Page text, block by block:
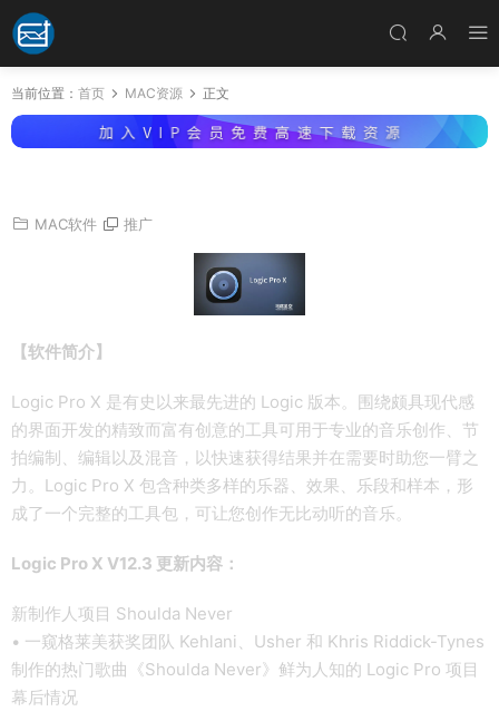
当前位置： 首页 MAC资源 正文
MAC软件 推广
【软件简介】
Logic Pro X 是有史以来最先进的 Logic 版本。围绕颇具现代感
的界面开发的精致而富有创意的工具可用于专业的音乐创作、节
拍编制、编辑以及混音，以快速获得结果并在需要时助您一臂之
力。Logic Pro X 包含种类多样的乐器、效果、乐段和样本，形
成了一个完整的工具包，可让您创作无比动听的音乐。
Logic Pro X V12.3 更新内容：
新制作人项目 Shoulda Never
• 一窥格莱美获奖团队 Kehlani、Usher 和 Khris Riddick-Tynes
制作的热门歌曲《Shoulda Never》鲜为人知的 Logic Pro 项目
幕后情况